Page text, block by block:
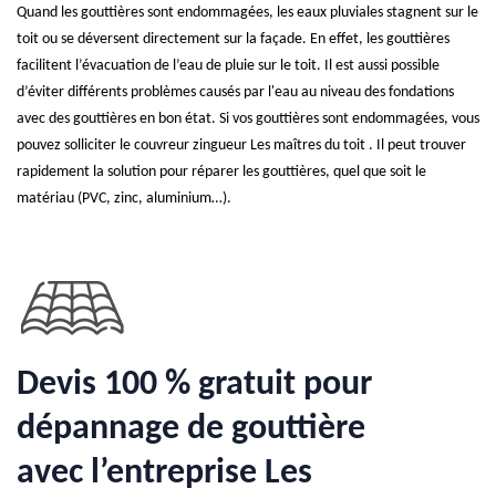
Quand les gouttières sont endommagées, les eaux pluviales stagnent sur le
toit ou se déversent directement sur la façade. En effet, les gouttières
facilitent l’évacuation de l’eau de pluie sur le toit. Il est aussi possible
d’éviter différents problèmes causés par l'eau au niveau des fondations
avec des gouttières en bon état. Si vos gouttières sont endommagées, vous
pouvez solliciter le couvreur zingueur Les maîtres du toit . Il peut trouver
rapidement la solution pour réparer les gouttières, quel que soit le
matériau (PVC, zinc, aluminium…).
Devis 100 % gratuit pour
dépannage de gouttière
avec l’entreprise Les